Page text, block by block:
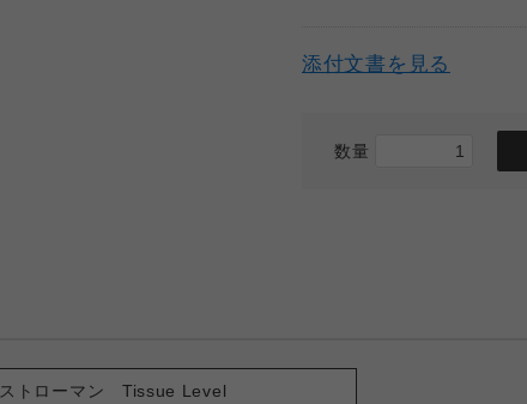
添付文書を見る
数量
ストローマン Tissue Level